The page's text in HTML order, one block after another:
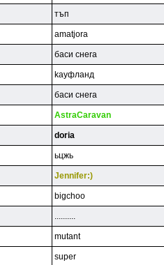
тъп
amatjora
бacи cнera
kayфлaнд
бacи cнera
AstraCaravan
doria
ьцжь
Jennifer:)
bigchoo
..........
mutant
super